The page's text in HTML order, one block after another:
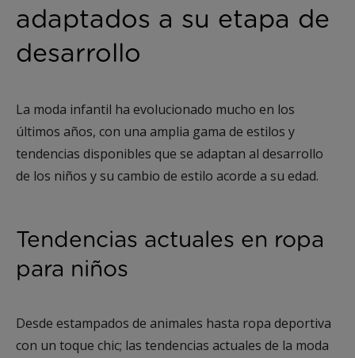
adaptados a su etapa de
desarrollo
La moda infantil ha evolucionado mucho en los
últimos años, con una amplia gama de estilos y
tendencias disponibles que se adaptan al desarrollo
de los niños y su cambio de estilo acorde a su edad.
Tendencias actuales en ropa
para niños
Desde estampados de animales hasta ropa deportiva
con un toque chic; las tendencias actuales de la moda